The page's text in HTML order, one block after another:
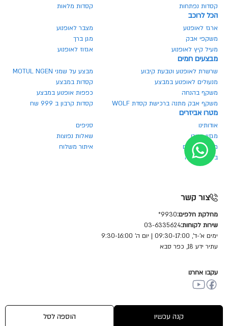
קנה עכשיו הוספה לסל
קסדות נפתחות
קסדות מלאות
הכל לרוכב
ארגז לאופנוע
מצבר לאופנוע
משקפי אבק
מגן ברך
מעיל קיץ לאופנוע
אגזוז לאופנוע
מבצעים חמים
שרשרת לאופנוע וטבעת קיבוע
מבצע על שמני MOTUL NGEN
מנעולים לאופנוע במבצע
קסדות במבצע
משקף בהנחה
כפפות אופנוע במבצע
משקף אבק מתנה ברכישת קסדת WOLF
קסדות קרבון ב 999 שח
מטרו אביזרים
אודותינו
סניפים
מגזין מטרו
שאלות נפוצות
מחירון חלפים
איתור משלוח
ביטול הזמנה
צור קשר
מחלקת חלפים:9930*
שירות לקוחות:03-6335624
ימים א'-ד', 09:30-17:00 | יום ה' 9:30-16:00
עתיר ידע 18, כפר סבא
עקבו אחרנו
© כל הזכויות שמורות מטרו מוטור שיווק (1981) בע"מ